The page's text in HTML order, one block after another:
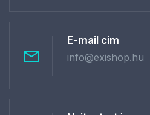
E-mail cím
info@exishop.hu